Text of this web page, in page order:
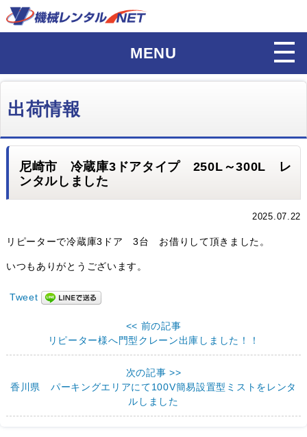
MENU
出荷情報
尼崎市 冷蔵庫3ドアタイプ 250L～300L レ
ンタルしました
2025.07.22
リピーターで冷蔵庫3ドア 3台 お借りして頂きました。
いつもありがとうございます。
Tweet
<< 前の記事
リピーター様へ門型クレーン出庫しました！！
次の記事 >>
香川県 パーキングエリアにて100V簡易設置型ミストをレンタ
ルしました